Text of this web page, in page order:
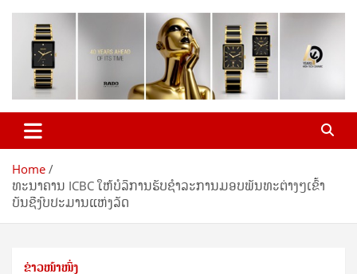
Home
ທະນາຄານ ICBC ໃຫ້ບໍລິການຮັບຊຳລະການມອບພັນທະຕ່າງໆເຂົ້າ
ບັນຊີງົບປະມານແຫ່ງລັດ
ຂ່າວໜ້າໜຶ່ງ